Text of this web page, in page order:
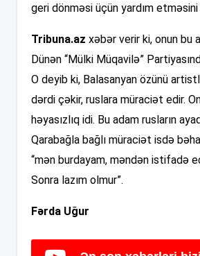
geri dönməsi üçün yardım
Tribuna.az xəbər verir ki, onun bu
Dünən “Mülki Müqavilə”
O deyib ki, Balasanyan özünü
dərdi çəkir, ruslara müraciət edir.
həyasızlıq idi. Bu adam rusların
Qarabağla bağlı müraciət isdə
“mən burdayam, məndən istifadə
Sonra lazım olmur”.
Fərda Uğur